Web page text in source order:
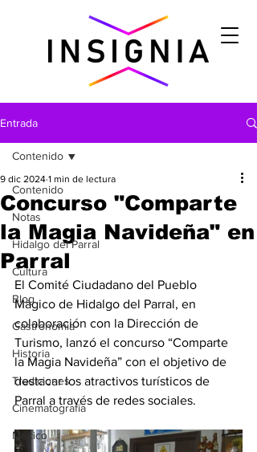
Entrada
Contenido
Notas
Hidalgo del Parral
Cultura
Blog
Gastronomìa
Historia
Tradiciones
Cinematografía
México
Contenido
Concurso "Comparte
la Magia Navideña" en
Parral
9 dic 2024 1 min de lectura
El Comité Ciudadano del Pueblo
Mágico de Hidalgo del Parral, en
colaboración con la Dirección de
Turismo, lanzó el concurso “Comparte
la Magia Navideña” con el objetivo de
destacar los atractivos turísticos de
Parral a través de redes sociales.